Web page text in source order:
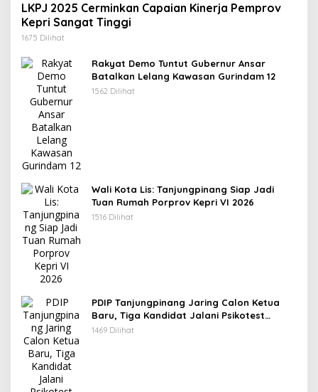
LKPJ 2025 Cerminkan Capaian Kinerja Pemprov
Kepri Sangat Tinggi
1675 Dilihat
Rakyat Demo Tuntut Gubernur Ansar
Batalkan Lelang Kawasan Gurindam 12
1562 Dilihat
Wali Kota Lis: Tanjungpinang Siap Jadi
Tuan Rumah Porprov Kepri VI 2026
1516 Dilihat
PDIP Tanjungpinang Jaring Calon Ketua
Baru, Tiga Kandidat Jalani Psikotest
Daring
1469 Dilihat